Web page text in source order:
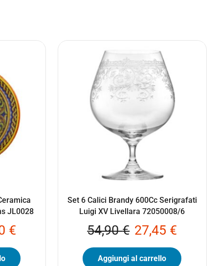
JL0028
€
Set 6 Calici Brandy 600Cc Serigrafati
Luigi XV Livellara 72050008/6
54,90€ 27,45 €
Aggiungi al carrello